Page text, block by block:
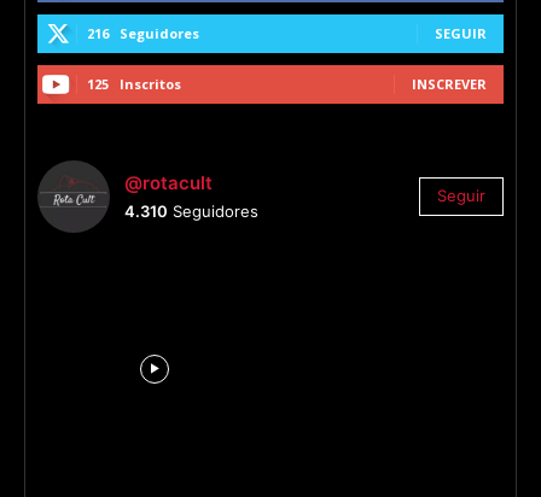
216 Seguidores SEGUIR
125 Inscritos INSCREVER
@rotacult
4.310 Seguidores
Seguir